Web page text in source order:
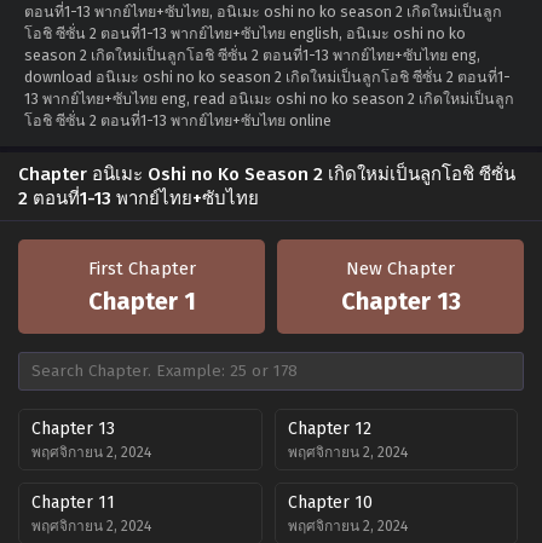
ตอนที่1-13 พากย์ไทย+ซับไทย, อนิเมะ oshi no ko season 2 เกิดใหม่เป็นลูก
โอชิ ซีซั่น 2 ตอนที่1-13 พากย์ไทย+ซับไทย english, อนิเมะ oshi no ko
season 2 เกิดใหม่เป็นลูกโอชิ ซีซั่น 2 ตอนที่1-13 พากย์ไทย+ซับไทย eng,
download อนิเมะ oshi no ko season 2 เกิดใหม่เป็นลูกโอชิ ซีซั่น 2 ตอนที่1-
13 พากย์ไทย+ซับไทย eng, read อนิเมะ oshi no ko season 2 เกิดใหม่เป็นลูก
โอชิ ซีซั่น 2 ตอนที่1-13 พากย์ไทย+ซับไทย online
Chapter อนิเมะ Oshi no Ko Season 2 เกิดใหม่เป็นลูกโอชิ ซีซั่น
2 ตอนที่1-13 พากย์ไทย+ซับไทย
First Chapter
Chapter 1
New Chapter
Chapter 13
Chapter 13
พฤศจิกายน 2, 2024
Chapter 12
พฤศจิกายน 2, 2024
Chapter 11
พฤศจิกายน 2, 2024
Chapter 10
พฤศจิกายน 2, 2024